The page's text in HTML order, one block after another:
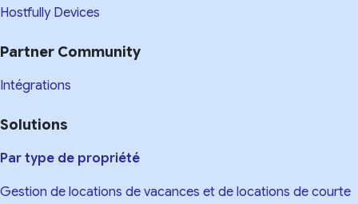
Hostfully Devices
Partner Community
Intégrations
Solutions
Par type de propriété
Gestion de locations de vacances et de locations de courte